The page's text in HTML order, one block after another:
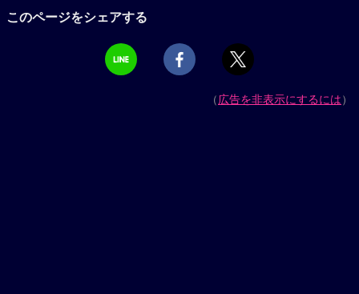
このページをシェアする
（広告を非表示にするには）